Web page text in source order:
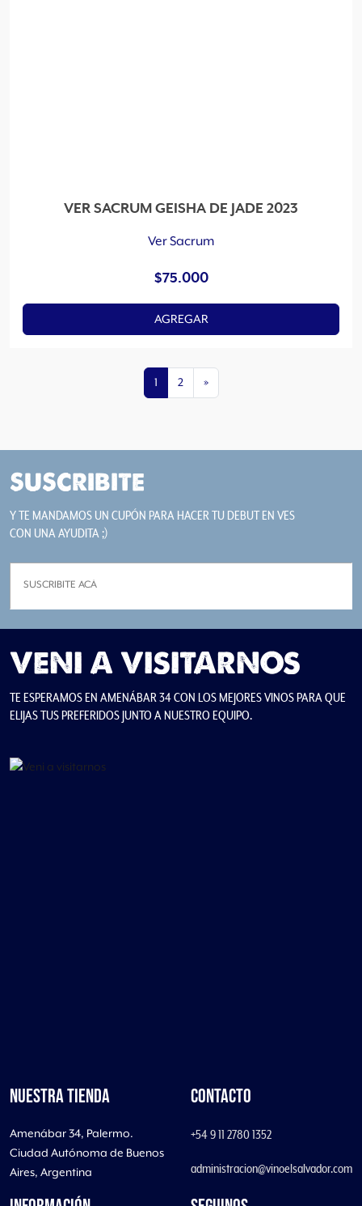
VER SACRUM GEISHA DE JADE 2023
Ver Sacrum
$75.000
AGREGAR
1 2 »
SUSCRIBITE
Y TE MANDAMOS UN CUPÓN PARA HACER TU DEBUT EN VES
CON UNA AYUDITA ;)
VENI A VISITARNOS
TE ESPERAMOS EN AMENÁBAR 34 CON LOS MEJORES VINOS PARA QUE
ELIJAS TUS PREFERIDOS JUNTO A NUESTRO EQUIPO.
NUESTRA TIENDA
Amenábar 34, Palermo.
Ciudad Autónoma de Buenos
Aires, Argentina
CONTACTO
+54 9 11 2780 1352
administracion@vinoelsalvador.com